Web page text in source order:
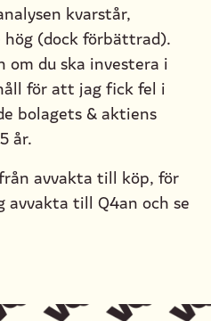
kvarstår,
(dock förbättrad).
om du ska investera i
för att jag fick fel i
bolagets & aktiens
år.
avvakta till köp, för
avvakta till Q4an och se